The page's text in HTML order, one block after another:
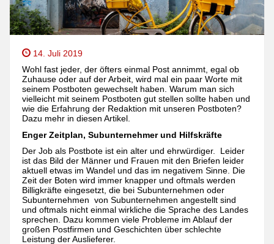
14. Juli 2019
Wohl fast jeder, der öfters einmal Post annimmt, egal ob
Zuhause oder auf der Arbeit, wird mal ein paar Worte mit
seinem Postboten gewechselt haben. Warum man sich
vielleicht mit seinem Postboten gut stellen sollte haben und
wie die Erfahrung der Redaktion mit unseren Postboten?
Dazu mehr in diesen Artikel.
Enger Zeitplan, Subunternehmer und Hilfskräfte
Der Job als Postbote ist ein alter und ehrwürdiger. Leider
ist das Bild der Männer und Frauen mit den Briefen leider
aktuell etwas im Wandel und das im negativem Sinne. Die
Zeit der Boten wird immer knapper und oftmals werden
Billigkräfte eingesetzt, die bei Subunternehmen oder
Subunternehmen von Subunternehmen angestellt sind
und oftmals nicht einmal wirkliche die Sprache des Landes
sprechen. Dazu kommen viele Probleme im Ablauf der
großen Postfirmen und Geschichten über schlechte
Leistung der Auslieferer.